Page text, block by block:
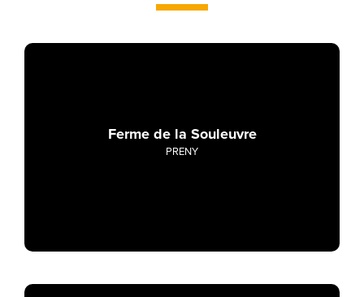
Ferme de la Souleuvre
PRENY